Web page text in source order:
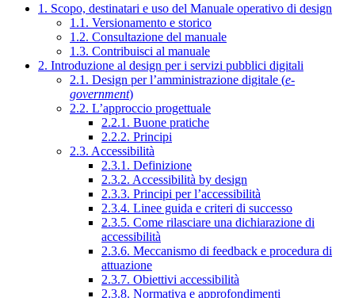
1. Scopo, destinatari e uso del Manuale operativo di design
1.1. Versionamento e storico
1.2. Consultazione del manuale
1.3. Contribuisci al manuale
2. Introduzione al design per i servizi pubblici digitali
2.1. Design per l’amministrazione digitale (e-
government)
2.2. L’approccio progettuale
2.2.1. Buone pratiche
2.2.2. Principi
2.3. Accessibilità
2.3.1. Definizione
2.3.2. Accessibilità by design
2.3.3. Principi per l’accessibilità
2.3.4. Linee guida e criteri di successo
2.3.5. Come rilasciare una dichiarazione di
accessibilità
2.3.6. Meccanismo di feedback e procedura di
attuazione
2.3.7. Obiettivi accessibilità
2.3.8. Normativa e approfondimenti